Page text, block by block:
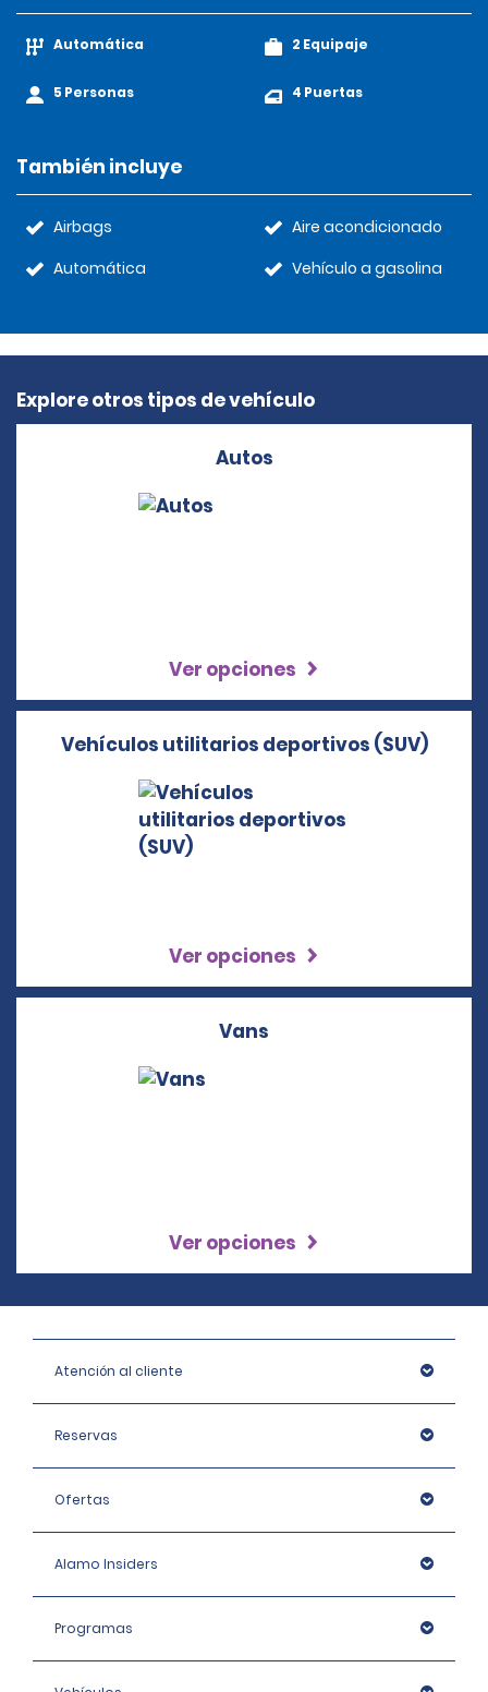
Automática
5 Personas
2 Equipaje
4 Puertas
También incluye
Airbags
Automática
Aire acondicionado
Vehículo a gasolina
Explore otros tipos de vehículo
Autos
Ver opciones
Vehículos utilitarios deportivos (SUV)
Ver opciones
Vans
Ver opciones
Atención al cliente
Reservas
Ofertas
Alamo Insiders
Programas